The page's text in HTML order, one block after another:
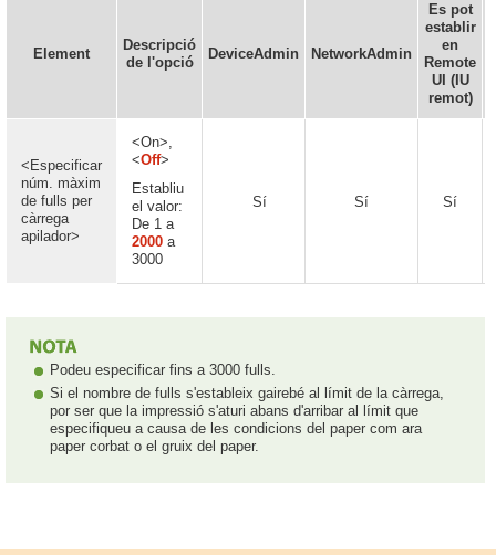
Element
Descripció
de l'opció
DeviceAdmin NetworkAdmin
Es pot
establir
en
Remote
UI (IU
remot)
<Especificar
núm. màxim
de fulls per
càrrega
apilador>
<On>,
<Off>
Establiu
el valor:
De 1 a
2000 a
3000
Sí Sí Sí
Podeu especificar fins a 3000 fulls.
Si el nombre de fulls s'estableix gairebé al límit de la càrrega,
por ser que la impressió s'aturi abans d'arribar al límit que
especifiqueu a causa de les condicions del paper com ara
paper corbat o el gruix del paper.